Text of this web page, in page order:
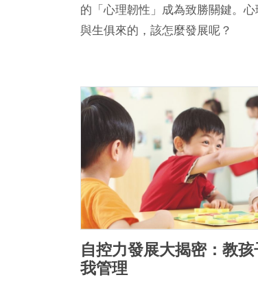
的「心理韌性」成為致勝關鍵。
與生俱來的，該怎麼發展呢？
自控力發展大揭密：教孩
我管理